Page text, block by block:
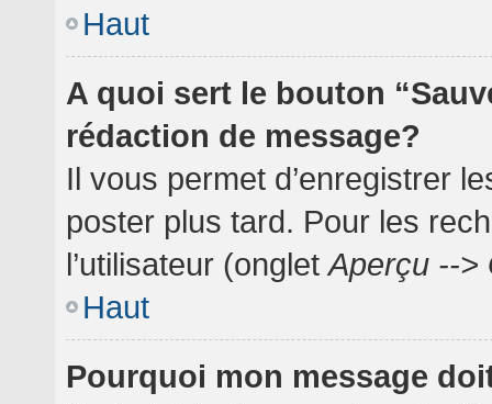
Haut
A quoi sert le bouton
rédaction de message?
Il vous permet d’enregistrer
poster plus tard. Pour les
l’utilisateur (ongletAperçu -->
Haut
Pourquoi mon message